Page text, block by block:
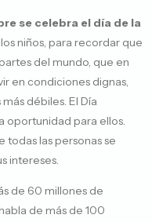
se celebra el día de la
niños, para recordar que
del mundo, que en
en condiciones dignas,
débiles. El Día
oportunidad para ellos.
las personas se
intereses.
de 60 millones de
de más de 100